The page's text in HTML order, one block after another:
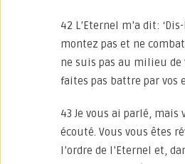
42 L’Eternel m’a dit:
montez pas et ne
ne suis pas au milieu de
faites pas battre par vos
43 Je vous ai parlé, mais
écouté. Vous vous êtes
l’ordre de l’Eternel et,